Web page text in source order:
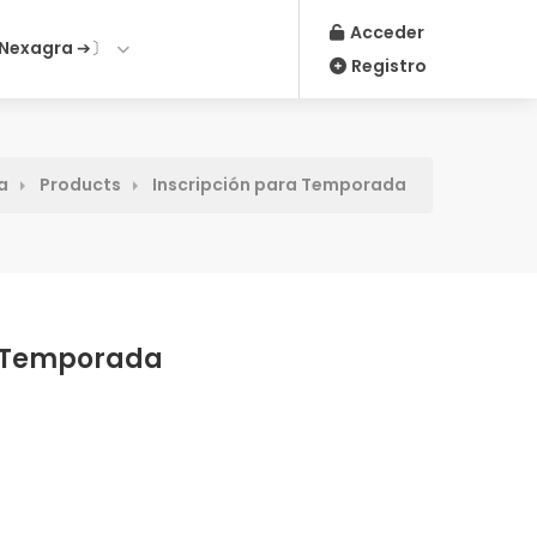
Nexagra ➔〕
Acceder
Registro
Products Inscripción para Temporada